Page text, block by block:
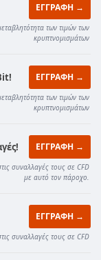
ΕΓΓΡΑΦΗ →
των τιμών των
κρυπτνομισμάτων
ΕΓΓΡΑΦΗ →
των τιμών των
κρυπτνομισμάτων
ΕΓΓΡΑΦΗ →
συναλλαγές τους σε CFD
με αυτό τον πάροχο.
ΕΓΓΡΑΦΗ →
συναλλαγές τους σε CFD